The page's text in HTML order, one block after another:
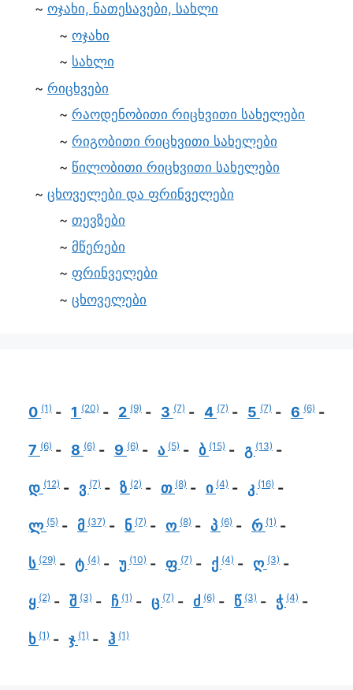
ოჯახი, ნათესავები, სახლი
ოჯახი
სახლი
რიცხვები
რაოდენობითი რიცხვითი სახელები
რიგობითი რიცხვითი სახელები
წილობითი რიცხვითი სახელები
ცხოველები და ფრინველები
თევზები
მწერები
ფრინველები
ცხოველები
0 (1) 1 (20) 2 (9) 3 (7) 4 (7) 5 (7) 6 (6)
7 (6) 8 (6) 9 (6) ა (5) ბ (15) გ (13)
დ (12) ვ (7) ზ (2) თ (8) ი (4) კ (16)
ლ (5) მ (37) ნ (7) ო (8) პ (6) რ (1)
ს (29) ტ (4) უ (10) ფ (7) ქ (4) ღ (3)
ყ (2) შ (3) ჩ (1) ც (7) ძ (6) წ (3) ჭ (4)
ხ (1) ჯ (1) ჰ (1)